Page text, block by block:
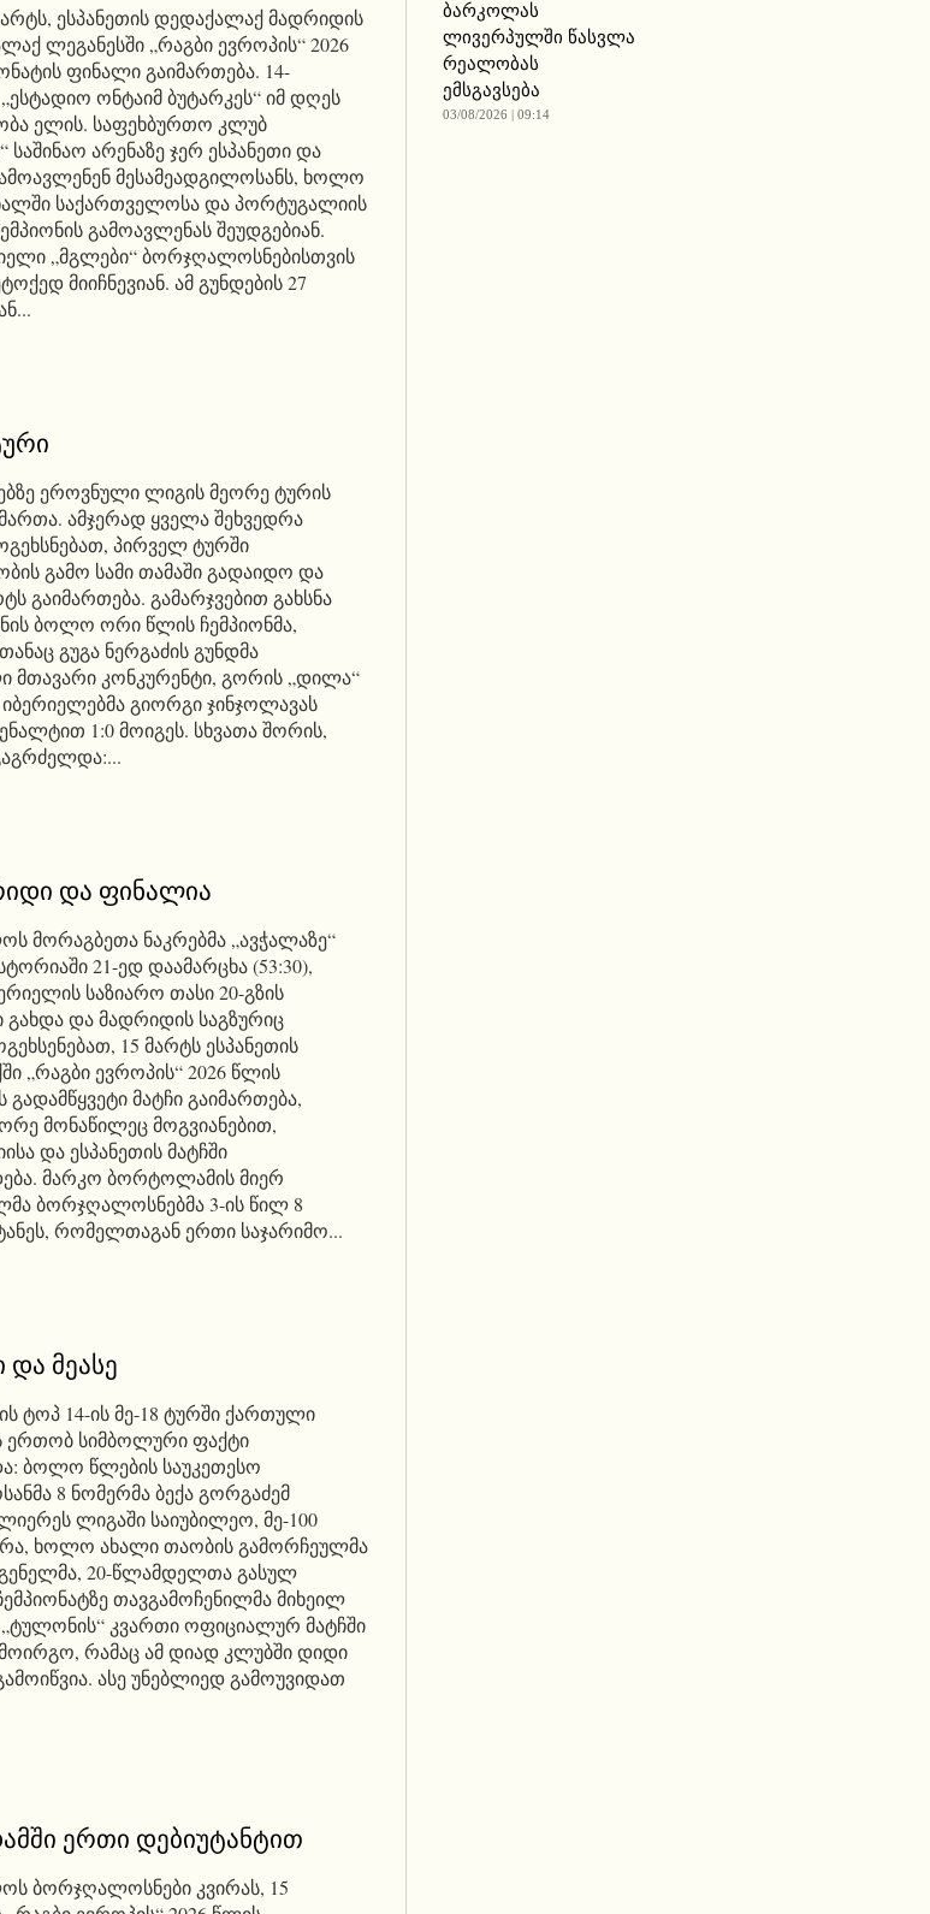
ესპანეთის დედაქალაქ მადრიდის
ლეგანესში „რაგბი ევროპის“ 2026
ფინალი გაიმართება. 14-
ონტაიმ ბუტარკეს“ იმ დღეს
ელის. საფეხბურთო კლუბ
საშინაო არენაზე ჯერ ესპანეთი და
მესამეადგილოსანს, ხოლო
საქართველოსა და პორტუგალიის
გამოავლენას შეუდგებიან.
„მგლები“ ბორჯღალოსნებისთვის
მიიჩნევიან. ამ გუნდების 27
ეროვნული ლიგის მეორე ტურის
ამჯერად ყველა შეხვედრა
პირველ ტურში
გამო სამი თამაში გადაიდო და
გაიმართება. გამარჯვებით გახსნა
ბოლო ორი წლის ჩემპიონმა,
გუგა ნერგაძის გუნდმა
მთავარი კონკურენტი, გორის „დილა“
გიორგი ჯინჯოლავას
1:0 მოიგეს. სხვათა შორის,
და ფინალია
მორაგბეთა ნაკრებმა „ავჭალაზე“
21-ედ დაამარცხა (53:30),
საზიარო თასი 20-გზის
და მადრიდის საგზურიც
15 მარტს ესპანეთის
„რაგბი ევროპის“ 2026 წლის
გადამწყვეტი მატჩი გაიმართება,
მონაწილეც მოგვიანებით,
და ესპანეთის მატჩში
მარკო ბორტოლამის მიერ
ბორჯღალოსნებმა 3-ის წილ 8
რომელთაგან ერთი საჯარიმო...
მეასე
ტოპ 14-ის მე-18 ტურში ქართული
ერთობ სიმბოლური ფაქტი
ბოლო წლების საუკეთესო
8 ნომერმა ბექა გორგაძემ
ლიგაში საიუბილეო, მე-100
ხოლო ახალი თაობის გამორჩეულმა
20-წლამდელთა გასულ
თავგამოჩენილმა მიხეილ
კვართი ოფიციალურ მატჩში
რამაც ამ დიად კლუბში დიდი
ასე უნებლიედ გამოუვიდათ
ერთი დებიუტანტით
ბორჯღალოსნები კვირას, 15
ბარკოლას
ლივერპულში წასვლა
რეალობას
ემსგავსება
03/08/2026 | 09:14